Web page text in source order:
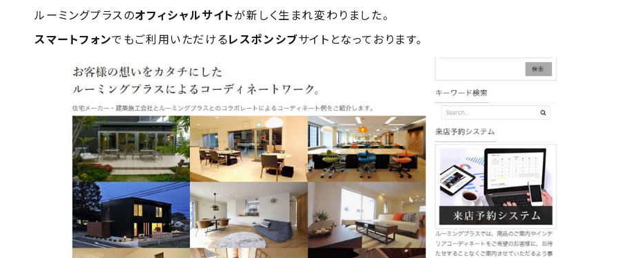
ルーミングプラスのオフィシャルサイトが新しく生まれ変わりました。
スマートフォンでもご利用いただけるレスポンシブサイトとなっております。